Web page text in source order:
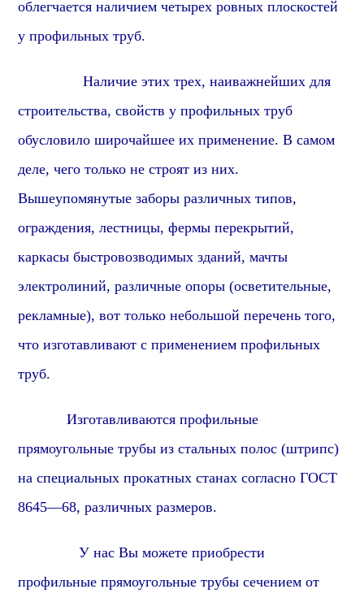
облегчается наличием четырех ровных плоскостей
упрофильных труб.
Наличие этих трех, наиважнейших для
строительства, свойств у профильных труб
обусловило широчайшее их применение. В самом
деле, чего только не строят из них.
Вышеупомянутые заборы различных типов,
ограждения, лестницы, фермы перекрытий,
каркасы быстровозводимых зданий, мачты
электролиний, различные опоры (осветительные,
рекламные), вот только небольшой перечень того,
что изготавливают с применением профильных
труб.
Изготавливаютсяпрофильные
прямоугольныетрубы из стальных полос (штрипс)
на специальных прокатных станах согласно ГОСТ
8645—68, различных размеров.
У нас Вы можете приобрести
профильныепрямоугольные трубы сечением от